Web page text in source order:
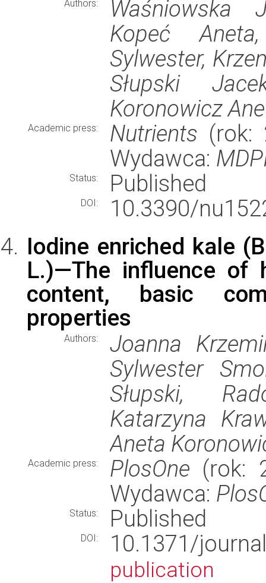
Authors:
Waśniowska
Kopeć
Sylwester,
Słupski
Koronowicz
Academic press: Nutrients (rok:
Wydawca:
Status: Published
DOI:
10.3390/
Iodine enriched kale
L.)—The influence of
content, basic
properties
Authors:
Joanna
Sylwester
Słupski,
Katarzyna
Aneta
Academic press: PlosOne (rok:
Wydawca:
Status: Published
DOI: 10.1371/
publication